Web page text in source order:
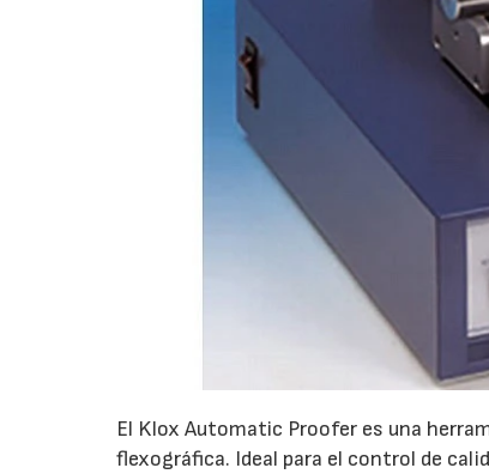
El Klox Automatic Proofer es una
flexográfica. Ideal para el control de